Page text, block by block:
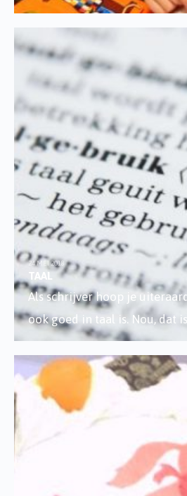
24 MEI 2018
TAAL
Als schrijver hoop je
ook goed in taal is. Nou, dat